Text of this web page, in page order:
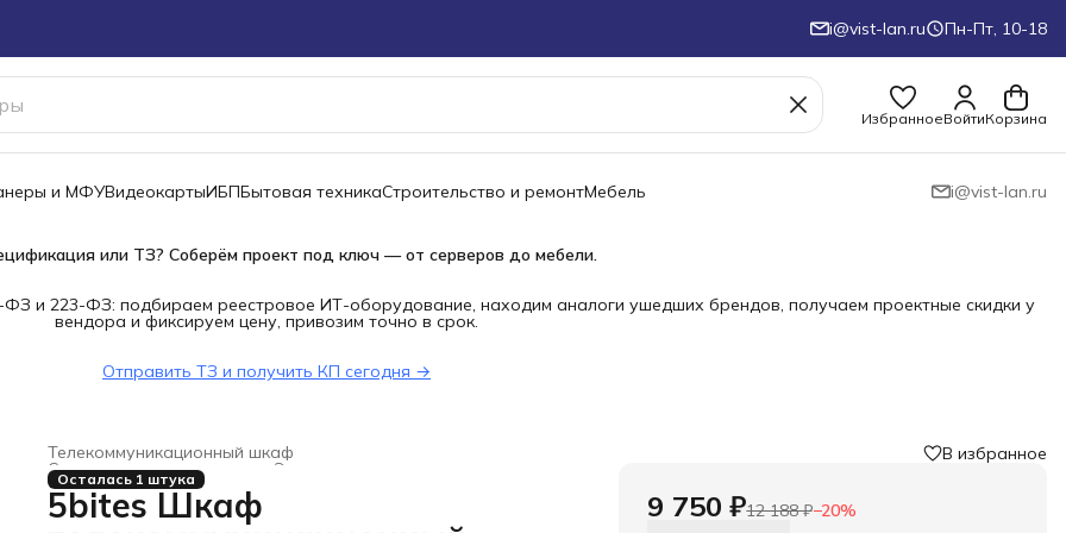
i@vist-lan.ru Пн-Пт, 10-18
ИзбранноеВойтиКорзина
и МФУВидеокартыИБПБытовая техникаСтроительство и ремонтМебель i@vist-lan.ru
или ТЗ? Соберём проект под ключ — от серверов до мебели.
и 223-ФЗ: подбираем реестровое ИТ-оборудование, находим аналоги ушедших брендов, получаем проектные скидки у
вендора и фиксируем цену, привозим точно в срок.
Отправить ТЗ и получить КП сегодня →
Телекоммуникационный шкаф
Электроустановочные изделия
Строительство и ремонт
Главная ›
Осталась 1 штука
5bites Шкаф
В избранное
9 750 ₽12 188 ₽−20%